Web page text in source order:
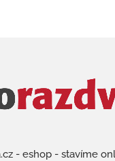
- eshop - stavíme